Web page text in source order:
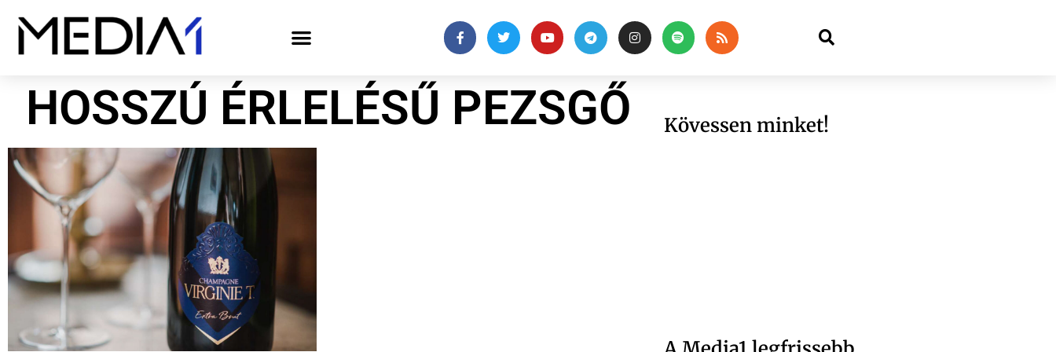
HOSSZÚ ÉRLELÉSŰ PEZSGŐ Kövessen minket!